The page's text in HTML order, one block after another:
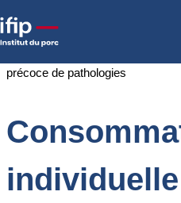
Accueil
d’aliment pour la détection
individuelle